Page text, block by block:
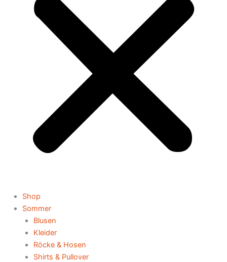
Shop
Sommer
Blusen
Kleider
Röcke & Hosen
Shirts & Pullover